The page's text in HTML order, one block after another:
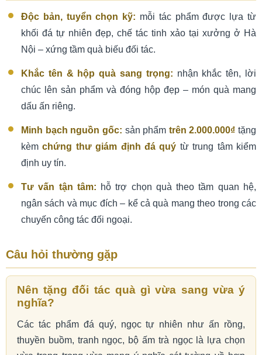
Độc bản, tuyển chọn kỹ: mỗi tác phẩm được lựa từ
khối đá tự nhiên đẹp, chế tác tinh xảo tại xưởng ở Hà
Nội – xứng tầm quà biếu đối tác.
Khắc tên & hộp quà sang trọng: nhận khắc tên, lời
chúc lên sản phẩm và đóng hộp đẹp – món quà mang
dấu ấn riêng.
Minh bạch nguồn gốc: sản phẩm trên 2.000.000₫ tặng
kèmchứng thư giám định đá quý từ trung tâm kiểm
định uy tín.
Tư vấn tận tâm: hỗ trợ chọn quà theo tầm quan hệ,
ngân sách và mục đích – kể cả quà mang theo trong các
chuyến công tác đối ngoại.
Câu hỏi thường gặp
Nên tặng đối tác quà gì vừa sang vừa ý
nghĩa?
Các tác phẩm đá quý, ngọc tự nhiên như ấn rồng,
thuyền buồm, tranh ngọc, bộ ấm trà ngọc là lựa chọn